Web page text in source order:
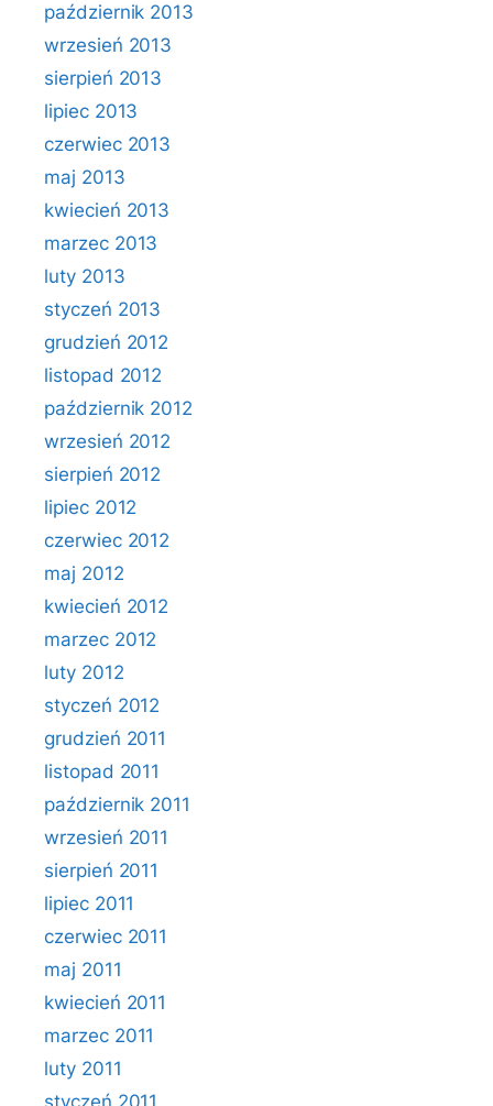
październik 2013
wrzesień 2013
sierpień 2013
lipiec 2013
czerwiec 2013
maj 2013
kwiecień 2013
marzec 2013
luty 2013
styczeń 2013
grudzień 2012
listopad 2012
październik 2012
wrzesień 2012
sierpień 2012
lipiec 2012
czerwiec 2012
maj 2012
kwiecień 2012
marzec 2012
luty 2012
styczeń 2012
grudzień 2011
listopad 2011
październik 2011
wrzesień 2011
sierpień 2011
lipiec 2011
czerwiec 2011
maj 2011
kwiecień 2011
marzec 2011
luty 2011
styczeń 2011